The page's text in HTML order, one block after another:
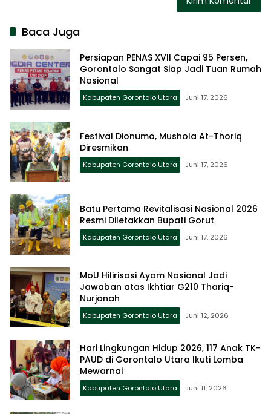
Baca Juga
Persiapan PENAS XVII Capai 95 Persen,
Gorontalo Sangat Siap Jadi Tuan Rumah
Nasional
Kabupaten Gorontalo Utara Juni 17, 2026
Festival Dionumo, Mushola At-Thoriq
Diresmikan
Kabupaten Gorontalo Utara Juni 17, 2026
Batu Pertama Revitalisasi Nasional 2026
Resmi Diletakkan Bupati Gorut
Kabupaten Gorontalo Utara Juni 17, 2026
MoU Hilirisasi Ayam Nasional Jadi
Jawaban atas Ikhtiar G210 Thariq-
Nurjanah
Kabupaten Gorontalo Utara Juni 12, 2026
Hari Lingkungan Hidup 2026, 117 Anak TK-
PAUD di Gorontalo Utara Ikuti Lomba
Mewarnai
Kabupaten Gorontalo Utara Juni 11, 2026